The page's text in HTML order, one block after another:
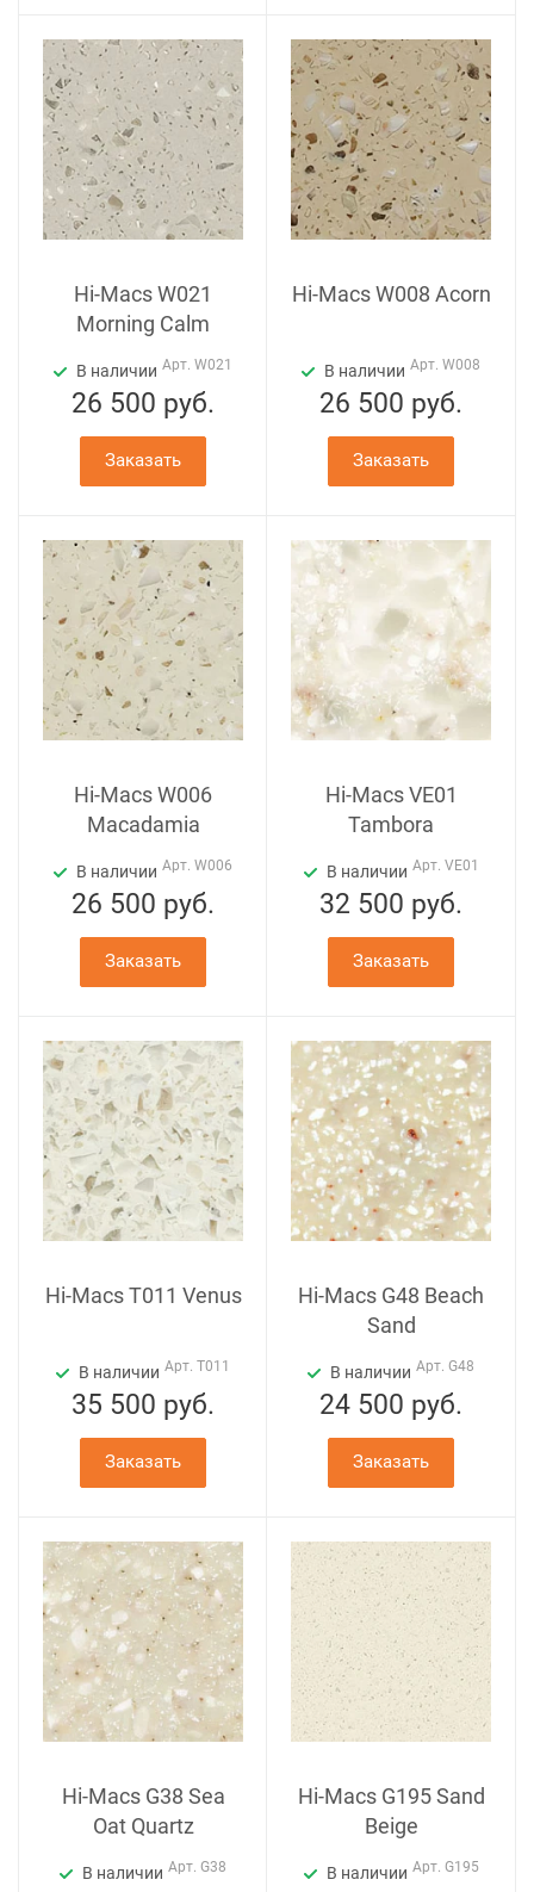
Hi-Macs W021
Morning Calm
В наличии Арт. W021
26 500 руб.
Заказать
Hi-Macs W008 Acorn
В наличии Арт. W008
26 500 руб.
Заказать
Hi-Macs W006
Macadamia
В наличии Арт. W006
26 500 руб.
Заказать
Hi-Macs VE01
Tambora
В наличии Арт. VE01
32 500 руб.
Заказать
Hi-Macs T011 Venus
В наличии Арт. T011
35 500 руб.
Заказать
Hi-Macs G48 Beach
Sand
В наличии Арт. G48
24 500 руб.
Заказать
Hi-Macs G38 Sea
Oat Quartz
В наличии Арт. G38
Hi-Macs G195 Sand
Beige
В наличии Арт. G195